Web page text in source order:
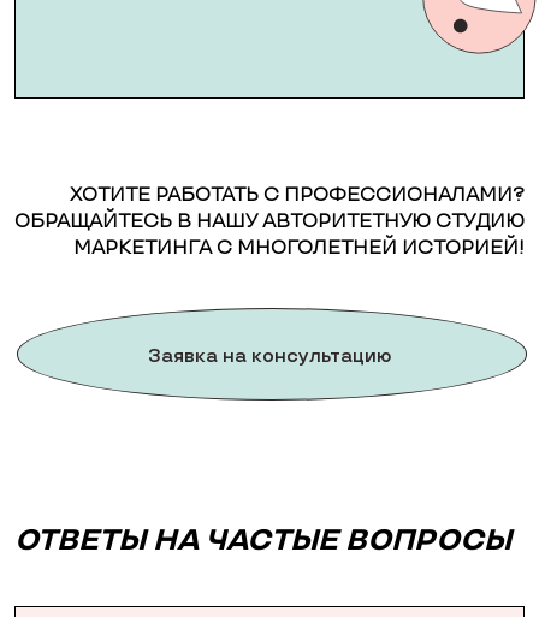
ХОТИТЕ РАБОТАТЬ С ПРОФЕССИОНАЛАМИ?
ОБРАЩАЙТЕСЬ В НАШУ АВТОРИТЕТНУЮ СТУДИЮ
МАРКЕТИНГА С МНОГОЛЕТНЕЙ ИСТОРИЕЙ!
Заявка на консультацию
ОТВЕТЫ НА ЧАСТЫЕ ВОПРОСЫ